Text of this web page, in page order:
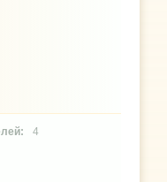
4